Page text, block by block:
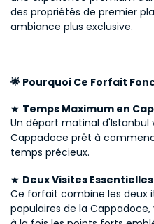
des propriétés de premier
ambiance plus exclusive.
🌟 Pourquoi Ce Forfait
★ Temps Maximum en
Un départ matinal d'Istanbul
Cappadoce prêt à
temps précieux.
★ Deux Visites
Ce forfait combine les deux
populaires de la